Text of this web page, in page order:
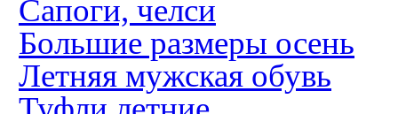
Сапоги, челси
Большие размеры осень
Летняя мужская обувь